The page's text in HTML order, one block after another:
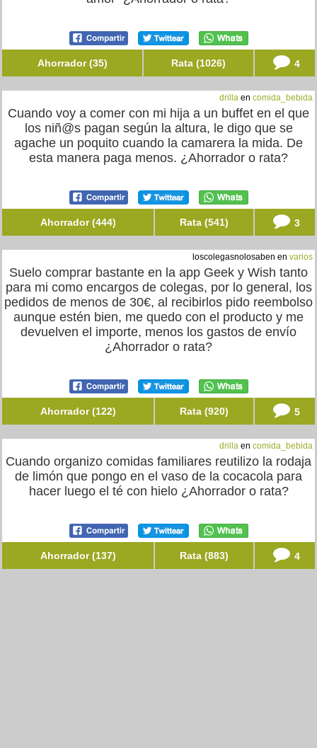
Ahorrador (35) Rata (1026) 4
drilla en comida_bebida
Cuando voy a comer con mi hija a un buffet en el que
los niñ@s pagan según la altura, le digo que se
agache un poquito cuando la camarera la mida. De
esta manera paga menos. ¿Ahorrador o rata?
Ahorrador (444) Rata (541) 3
loscolegasnolosaben en varios
Suelo comprar bastante en la app Geek y Wish tanto
para mi como encargos de colegas, por lo general, los
pedidos de menos de 30€, al recibirlos pido reembolso
aunque estén bien, me quedo con el producto y me
devuelven el importe, menos los gastos de envío
¿Ahorrador o rata?
Ahorrador (122) Rata (920) 5
drilla en comida_bebida
Cuando organizo comidas familiares reutilizo la rodaja
de limón que pongo en el vaso de la cocacola para
hacer luego el té con hielo ¿Ahorrador o rata?
Ahorrador (137) Rata (883) 4